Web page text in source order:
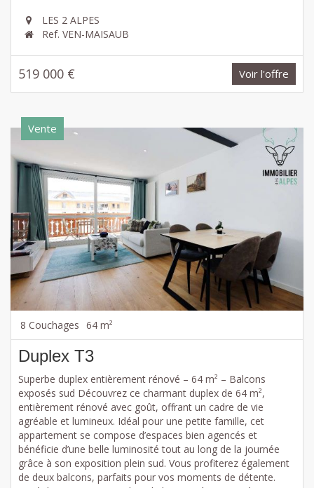
LES 2 ALPES
Ref. VEN-MAISAUB
519 000 € Voir l'offre
Vente
8 Couchages 64 m²
Duplex T3
Superbe duplex entièrement rénové – 64 m² – Balcons
exposés sud Découvrez ce charmant duplex de 64 m²,
entièrement rénové avec goût, offrant un cadre de vie
agréable et lumineux. Idéal pour une petite famille, cet
appartement se compose d’espaces bien agencés et
bénéficie d’une belle luminosité tout au long de la journée
grâce à son exposition plein sud. Vous profiterez également
de deux balcons, parfaits pour vos moments de détente.